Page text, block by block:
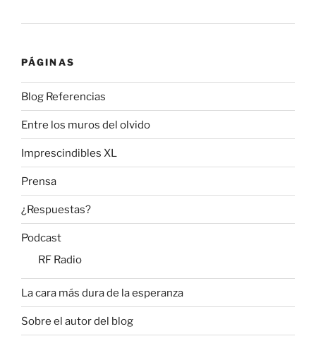
PÁGINAS
Blog Referencias
Entre los muros del olvido
Imprescindibles XL
Prensa
¿Respuestas?
Podcast
RF Radio
La cara más dura de la esperanza
Sobre el autor del blog